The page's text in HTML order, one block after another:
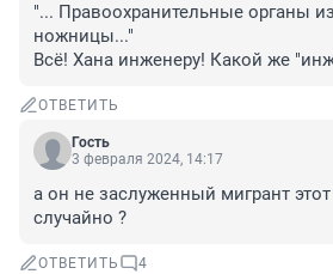
"... Правоохранительные органы
ножницы..."
Всё! Хана инженеру! Какой же
ОТВЕТИТЬ
Гость
3 февраля 2024, 14:17
а он не заслуженный мигрант
случайно ?
ОТВЕТИТЬ 4